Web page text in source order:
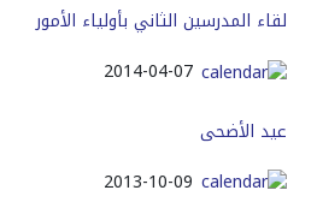
لقاء المدرسين الثاني بأولياء الأمور
2014-04-07
عيد الأضحى
2013-10-09